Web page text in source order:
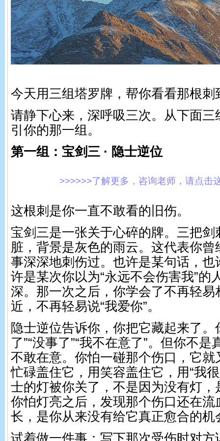
今天用三组塔罗牌，帮你看看那根刺
请静下心来，深呼吸三次。从下面三
引你的那一组。
第一组：宝剑三 · 隐士逆位
>>>>>>了解更多，咨询老师，请点击
这根刺是你一直不敢看的旧伤。
宝剑三是一张关于心碎的牌。三把
脏，背景是灰色的雨云。这代表你
事深深地刺伤过。也许是某句话，也
许是某次你以为“永远不会伤害我”的
深。那一次之后，你学会了不再轻易
近，不再轻易说“我爱你”。
隐士逆位告诉你，你把它藏起来了。
了”“没事了”“我不在意了”。但你不
不敢在意。你怕一碰那个伤口，它就
忙碌盖住它，用笑容盖住它，用“我
士的灯被你关了，不是因为没有灯，
你怕灯亮之后，发现那个伤口还在流
长，是你从来没有给它真正愈合的机
试着做一件事：写下那次受伤时对方